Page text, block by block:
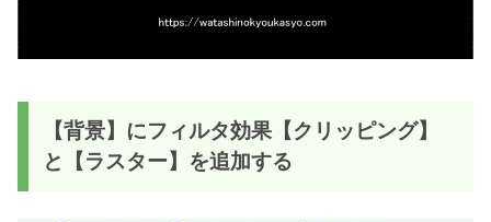
【背景】にフィルタ効果【クリッピング】
と【ラスター】を追加する